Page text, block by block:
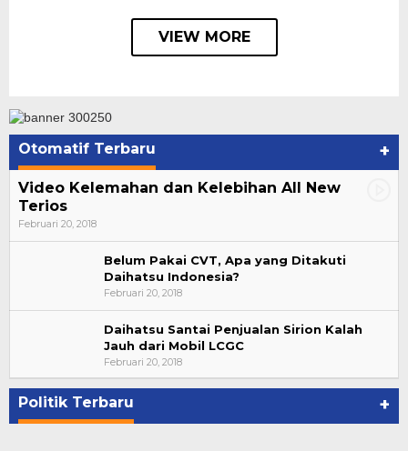
VIEW MORE
Otomatif Terbaru +
Video Kelemahan dan Kelebihan All New
Terios
Februari 20, 2018
Belum Pakai CVT, Apa yang Ditakuti
Daihatsu Indonesia?
Februari 20, 2018
Daihatsu Santai Penjualan Sirion Kalah
Jauh dari Mobil LCGC
Februari 20, 2018
Politik Terbaru +
Bupati Ahmad Hijazi, Hadiri Paripurna Hasil
Penetapan Paslon Bupati dan Wabup Te…
Di NASIONAL, POLITIK, REJANG LEBONG